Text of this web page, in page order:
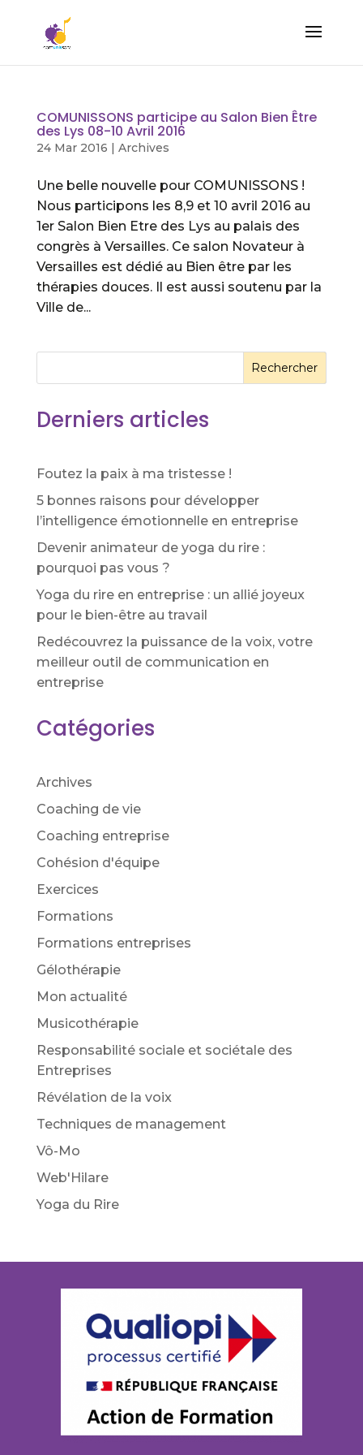
COMUNISSONS participe au Salon Bien Être
des Lys 08-10 Avril 2016
24 Mar 2016 | Archives
Une belle nouvelle pour COMUNISSONS !
Nous participons les 8,9 et 10 avril 2016 au
1er Salon Bien Etre des Lys au palais des
congrès à Versailles. Ce salon Novateur à
Versailles est dédié au Bien être par les
thérapies douces. Il est aussi soutenu par la
Ville de...
Rechercher
Derniers articles
Foutez la paix à ma tristesse !
5 bonnes raisons pour développer
l’intelligence émotionnelle en entreprise
Devenir animateur de yoga du rire :
pourquoi pas vous ?
Yoga du rire en entreprise : un allié joyeux
pour le bien-être au travail
Redécouvrez la puissance de la voix, votre
meilleur outil de communication en
entreprise
Catégories
Archives
Coaching de vie
Coaching entreprise
Cohésion d'équipe
Exercices
Formations
Formations entreprises
Gélothérapie
Mon actualité
Musicothérapie
Responsabilité sociale et sociétale des
Entreprises
Révélation de la voix
Techniques de management
Vô-Mo
Web'Hilare
Yoga du Rire